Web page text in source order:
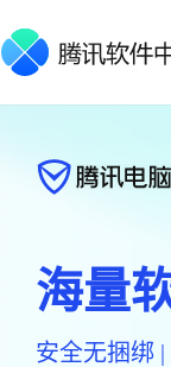
海量
安全无捆绑